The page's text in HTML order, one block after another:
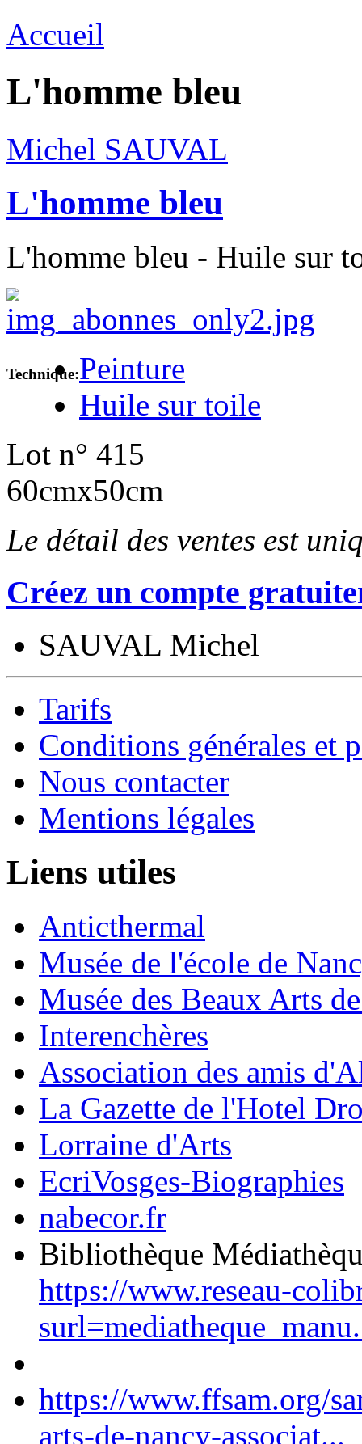
Accueil
L'homme bleu
Michel SAUVAL
L'homme bleu
L'homme bleu - Huile sur
Technique:Peinture
Huile sur toile
Lot n° 415
60cmx50cm
Le détail des ventes est
Créez un compte
SAUVAL Michel
Tarifs
Conditions générales et
Nous contacter
Mentions légales
Liens utiles
Anticthermal
Musée de l'école de
Musée des Beaux Arts
Interenchères
Association des amis
La Gazette de l'Hotel
Lorraine d'Arts
EcriVosges-Biographies
nabecor.fr
Bibliothèque
https://www.reseau-
https://www.ffsam.org/
arts-de-nancy-associat...